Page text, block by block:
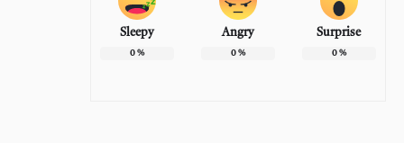
Sleepy
0%
Angry
0%
Surprise
0%